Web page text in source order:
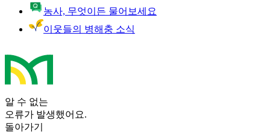
농사, 무엇이든 물어보세요
이웃들의 병해충 소식
알 수 없는
오류가 발생했어요.
돌아가기